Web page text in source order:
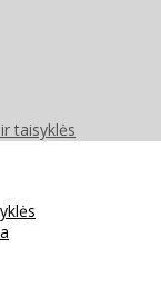
taisyklės